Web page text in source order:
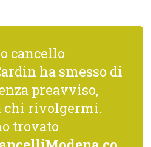
cancello
ha smesso di
preavviso,
chi rivolgermi.
trovato